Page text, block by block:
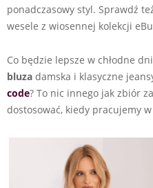
ponadczasowy styl. Sprawdź
wesele z wiosennej kolekcji
Co będzie lepsze w chłodne dni
bluza damska i klasyczne
code? To nic innego jak zbiór
dostosować, kiedy pracujemy